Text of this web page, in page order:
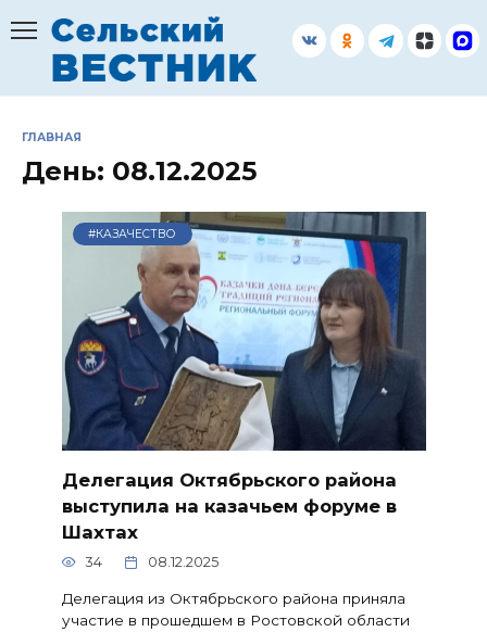
содержанию
ГЛАВНАЯ
День: 08.12.2025
#КАЗАЧЕСТВО
Делегация Октябрьского района
выступила на казачьем форуме в
Шахтах
34 08.12.2025
Делегация из Октябрьского района приняла
участие в прошедшем в Ростовской области